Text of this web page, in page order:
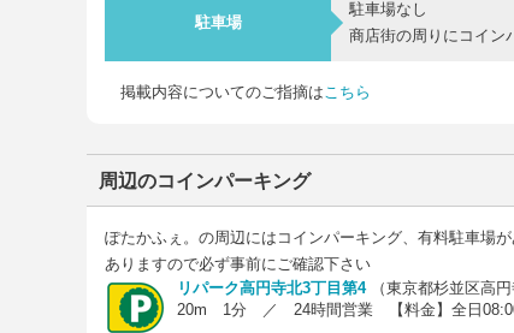
駐車場
駐車場なし
商店街の周りにコイン
掲載内容についてのご指摘は こちら
周辺のコインパーキング
ぽたかふぇ。の周辺にはコインパーキング、有料駐車場
ありますので必ず事前にご確認下さい
リパーク高円寺北3丁目第4（東京都杉並区高
20m 1分 ／ 24時間営業 【料金】全日08:00-